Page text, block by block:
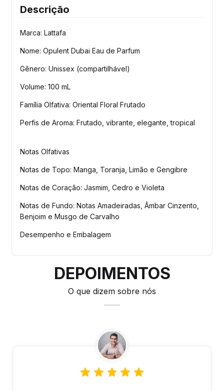
Descrição
Marca: Lattafa
Nome: Opulent Dubai Eau de Parfum
Gênero: Unissex (compartilhável)
Volume: 100 mL
Família Olfativa: Oriental Floral Frutado
Perfis de Aroma: Frutado, vibrante, elegante, tropical
Notas Olfativas
Notas de Topo: Manga, Toranja, Limão e Gengibre
Notas de Coração: Jasmim, Cedro e Violeta
Notas de Fundo: Notas Amadeiradas, Âmbar Cinzento,
Benjoim e Musgo de Carvalho
Desempenho e Embalagem
DEPOIMENTOS
O que dizem sobre nós